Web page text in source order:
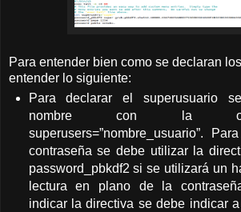
Para entender bien como se declaran
entender lo siguiente:
Para declarar el superusuario
nombre con la
superusers=”nombre_usuario”.
contraseña se debe utilizar la
password_pbkdf2 si se utilizará un
lectura en plano de la
indicar la directiva se debe indicar